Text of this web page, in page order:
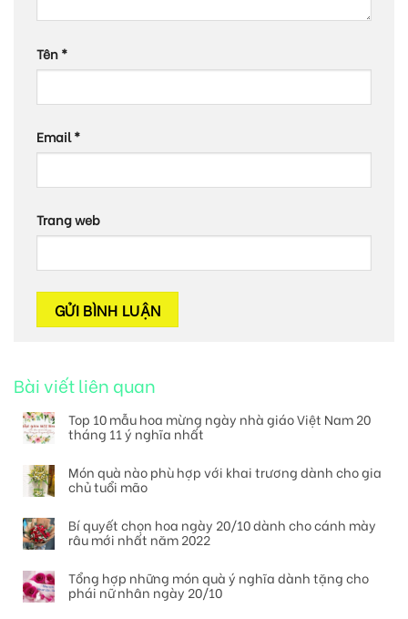
Tên*
Email*
Trang web
Bài viết liên quan
Top 10 mẫu hoa mừng ngày nhà giáo Việt Nam 20
tháng 11 ý nghĩa nhất
Món quà nào phù hợp với khai trương dành cho gia
chủ tuổi mão
Bí quyết chọn hoa ngày 20/10 dành cho cánh mày
râu mới nhất năm 2022
Tổng hợp những món quà ý nghĩa dành tặng cho
phái nữ nhân ngày 20/10